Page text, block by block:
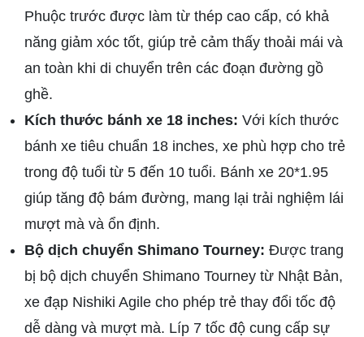
Phuộc trước được làm từ thép cao cấp, có khả
năng giảm xóc tốt, giúp trẻ cảm thấy thoải mái và
an toàn khi di chuyển trên các đoạn đường gồ
ghề.
Kích thước bánh xe 18 inches: Với kích thước
bánh xe tiêu chuẩn 18 inches, xe phù hợp cho trẻ
trong độ tuổi từ 5 đến 10 tuổi. Bánh xe 20*1.95
giúp tăng độ bám đường, mang lại trải nghiệm lái
mượt mà và ổn định.
Bộ dịch chuyển Shimano Tourney: Được trang
bị bộ dịch chuyển Shimano Tourney từ Nhật Bản,
xe đạp Nishiki Agile cho phép trẻ thay đổi tốc độ
dễ dàng và mượt mà. Líp 7 tốc độ cung cấp sự